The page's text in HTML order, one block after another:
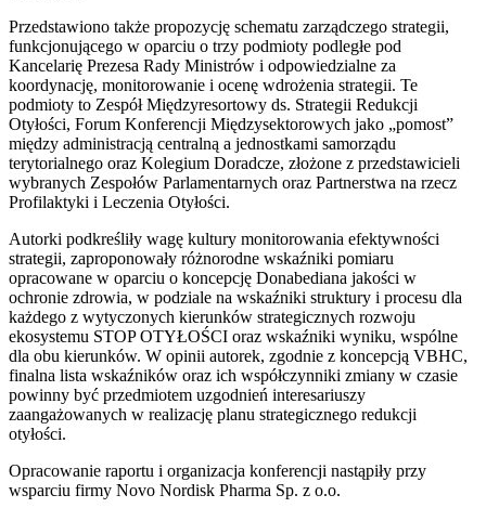
Przedstawiono także propozycję schematu zarządczego strategii,
funkcjonującego w oparciu o trzy podmioty podległe pod
Kancelarię Prezesa Rady Ministrów i odpowiedzialne za
koordynację, monitorowanie i ocenę wdrożenia strategii. Te
podmioty to Zespół Międzyresortowy ds. Strategii Redukcji
Otyłości, Forum Konferencji Międzysektorowych jako „pomost”
między administracją centralną a jednostkami samorządu
terytorialnego oraz Kolegium Doradcze, złożone z przedstawicieli
wybranych Zespołów Parlamentarnych oraz Partnerstwa na rzecz
Profilaktyki i Leczenia Otyłości.
Autorki podkreśliły wagę kultury monitorowania efektywności
strategii, zaproponowały różnorodne wskaźniki pomiaru
opracowane w oparciu o koncepcję Donabediana jakości w
ochronie zdrowia, w podziale na wskaźniki struktury i procesu dla
każdego z wytyczonych kierunków strategicznych rozwoju
ekosystemu STOP OTYŁOŚCI oraz wskaźniki wyniku, wspólne
dla obu kierunków. W opinii autorek, zgodnie z koncepcją VBHC,
finalna lista wskaźników oraz ich współczynniki zmiany w czasie
powinny być przedmiotem uzgodnień interesariuszy
zaangażowanych w realizację planu strategicznego redukcji
otyłości.
Opracowanie raportu i organizacja konferencji nastąpiły przy
wsparciu firmy Novo Nordisk Pharma Sp. z o.o.